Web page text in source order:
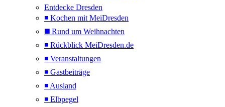
Entdecke Dresden
◾ Kochen mit MeiDresden
◼️ Rund um Weihnachten
◾ Rückblick MeiDresden.de
◾ Veranstaltungen
◾ Gastbeiträge
◾ Ausland
◾ Elbpegel